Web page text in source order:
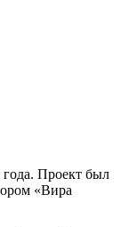
Проект был
«Вира